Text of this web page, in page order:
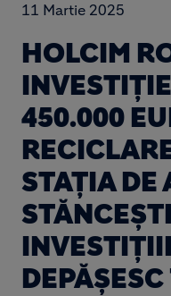
11 Martie 2025
HOLCIM
450.000
STAȚIA DE